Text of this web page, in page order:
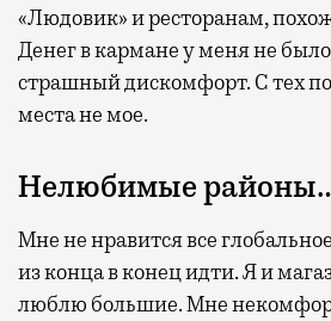
«Людовик» и ресторанам,
Денег в кармане у меня не
страшный дискомфорт. С тех
места не мое.
Нелюбимые
Мне не нравится все
из конца в конец идти. Я и
люблю большие. Мне